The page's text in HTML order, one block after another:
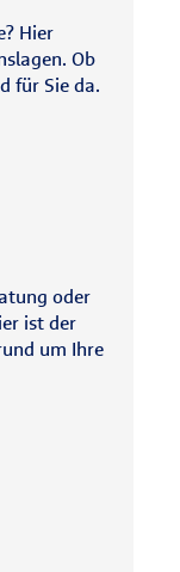
Hier
Ob
für Sie da.
oder
ist der
um Ihre